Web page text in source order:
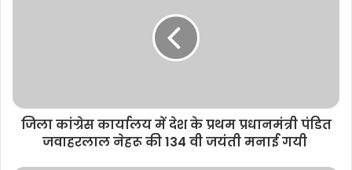
जिला कांग्रेस कार्यालय में देश के प्रथम प्रधानमंत्री पंडित
जवाहरलाल नेहरू की 134 वी जयंती मनाई गयी